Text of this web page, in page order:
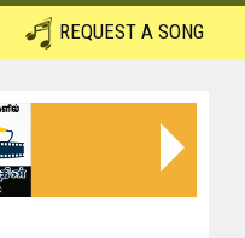
REQUEST A SONG